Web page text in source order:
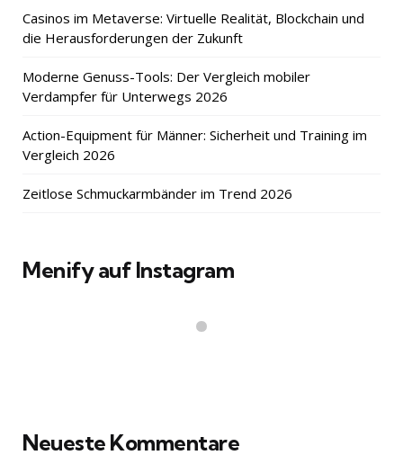
Casinos im Metaverse: Virtuelle Realität, Blockchain und
die Herausforderungen der Zukunft
Moderne Genuss-Tools: Der Vergleich mobiler
Verdampfer für Unterwegs 2026
Action-Equipment für Männer: Sicherheit und Training im
Vergleich 2026
Zeitlose Schmuckarmbänder im Trend 2026
Menify auf Instagram
Neueste Kommentare